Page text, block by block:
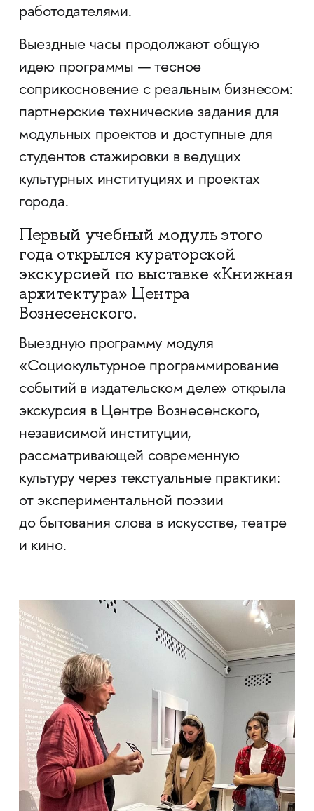
работодателями.
Выездные часы продолжают общую
идею программы — тесное
соприкосновение с реальным бизнесом:
партнерские технические задания для
модульных проектов и доступные для
студентов стажировки в ведущих
культурных институциях и проектах
города.
Первый учебный модуль этого
года открылся кураторской
экскурсией по выставке «Книжная
архитектура» Центра
Вознесенского.
Выездную программу модуля
«Социокультурное программирование
событий в издательском деле» открыла
экскурсия в Центре Вознесенского,
независимой институции,
рассматривающей современную
культуру через текстуальные практики:
от экспериментальной поэзии
до бытования слова в искусстве, театре
и кино.